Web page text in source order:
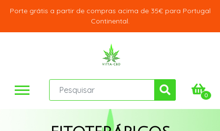
Porte grátis a partir de compras acima de 35€ para Portugal
Continental.
0